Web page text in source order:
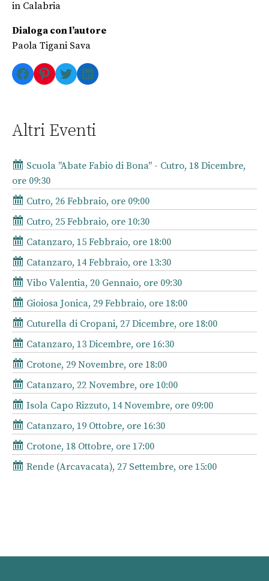
in Calabria
Dialoga con l’autore
Paola Tigani Sava
Facebook
Pinterest
TwitterLinkedIn
Altri Eventi
Scuola "Abate Fabio di Bona" - Cutro, 18 Dicembre,
ore 09:30
Cutro, 26 Febbraio, ore 09:00
Cutro, 25 Febbraio, ore 10:30
Catanzaro, 15 Febbraio, ore 18:00
Catanzaro, 14 Febbraio, ore 13:30
Vibo Valentia, 20 Gennaio, ore 09:30
Gioiosa Jonica, 29 Febbraio, ore 18:00
Cuturella di Cropani, 27 Dicembre, ore 18:00
Catanzaro, 13 Dicembre, ore 16:30
Crotone, 29 Novembre, ore 18:00
Catanzaro, 22 Novembre, ore 10:00
Isola Capo Rizzuto, 14 Novembre, ore 09:00
Catanzaro, 19 Ottobre, ore 16:30
Crotone, 18 Ottobre, ore 17:00
Rende (Arcavacata), 27 Settembre, ore 15:00